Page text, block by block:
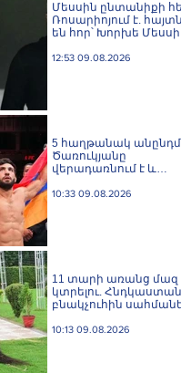
Մեսսին ընտանիքի
Ռոսարիոյում է.
են հոր՝ Խորխե
մանրամասները
12:53 09.08.2026
5 հաղթանակ
Ծառուկյանը
վերադառնում է և
UFC 331-ում
10:33 09.08.2026
11 տարի առանց մազ
կտրելու.
բնակչուհին
համաշխարհային
10:13 09.08.2026